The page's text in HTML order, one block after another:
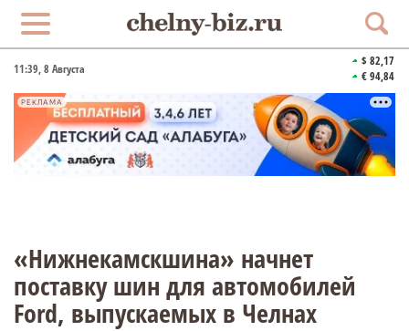
11:39, 8 Августа
$ 82,17
€ 94,84
РЕКЛАМА
«Нижнекамскшина» начнет
поставку шин для автомобилей
Ford, выпускаемых в Челнах